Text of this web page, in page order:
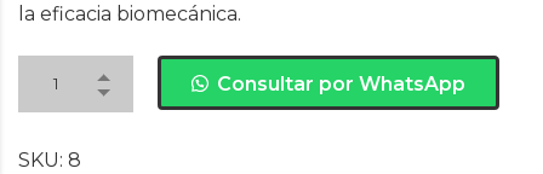
la eficacia biomecánica.
Consultar por WhatsApp
SKU: 8